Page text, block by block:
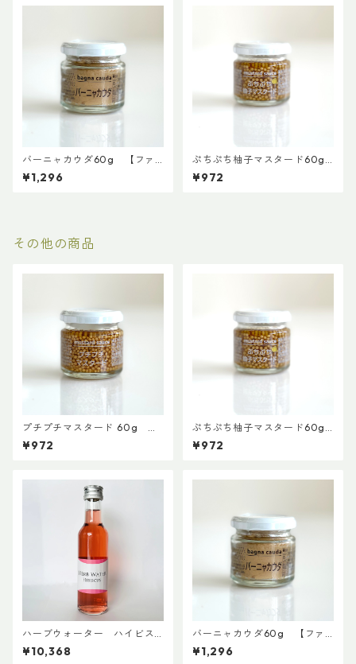
バーニャカウダ60g 【ファ
インド・ニューズ】【3,980円
以上送料無料】（添加物、保
¥1,296
ぷちぷち柚子マスタード60g
【ファインド・ニューズ】
【3,980円以上送料無料】（添
¥972
その他の商品
プチプチマスタード 60g
【ファインド・ニューズ】【3,
980円以上送料無料】（添加
¥972
ぷちぷち柚子マスタード60g
【ファインド・ニューズ】
【3,980円以上送料無料】（添
¥972
ハーブウォーター ハイビス
カス 180ml×20本入（※こち
らはケース販売となります）
¥10,368
バーニャカウダ60g 【ファ
インド・ニューズ】【3,980円
以上送料無料】（添加物、保
¥1,296